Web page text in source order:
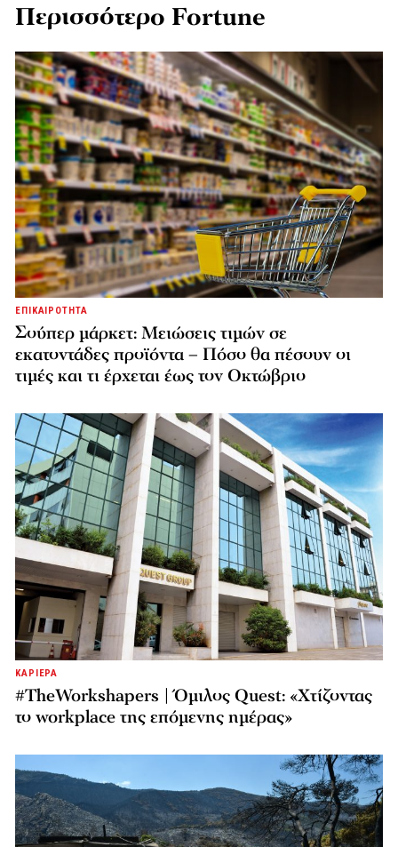
Περισσότερο Fortune
ΕΠΙΚΑΙΡΟΤΗΤΑ
Σούπερ μάρκετ: Μειώσεις τιμών σε
εκατοντάδες προϊόντα – Πόσο θα πέσουν οι
τιμές και τι έρχεται έως τον Οκτώβριο
ΚΑΡΙΕΡΑ
#TheWorkshapers | Όμιλος Quest: «Χτίζοντας
το workplace της επόμενης ημέρας»